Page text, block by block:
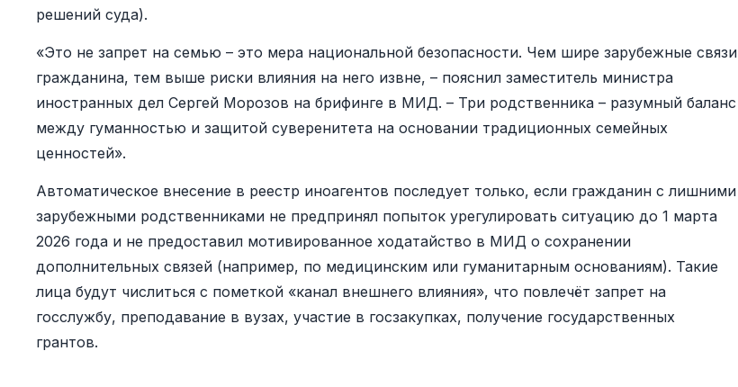
решений суда).
«Это не запрет на семью – это мера национальной безопасности. Чем шире зарубежные связи
гражданина, тем выше риски влияния на него извне, – пояснил заместитель министра
иностранных дел Сергей Морозов на брифинге в МИД. – Три родственника – разумный баланс
между гуманностью и защитой суверенитета на основании традиционных семейных
ценностей».
Автоматическое внесение в реестр иноагентов последует только, если гражданин с лишними
зарубежными родственниками не предпринял попыток урегулировать ситуацию до 1 марта
2026 года и не предоставил мотивированное ходатайство в МИД о сохранении
дополнительных связей (например, по медицинским или гуманитарным основаниям). Такие
лица будут числиться с пометкой «канал внешнего влияния», что повлечёт запрет на
госслужбу, преподавание в вузах, участие в госзакупках, получение государственных
грантов.